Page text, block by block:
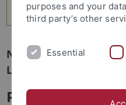
Newsletter Uni
Leute
Rektorin Karla
purposes and your
third party’s other
Essential